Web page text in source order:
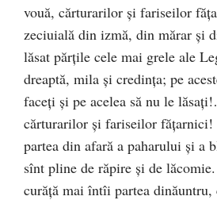
vouă, cărturarilor și fariseilor
zeciuială din izmă, din mărar și
lăsat părțile cele mai grele ale
dreaptă, mila și credința; pe
faceți și pe acelea să nu le
cărturarilor și fariseilor
partea din afară a paharului și a
sînt pline de răpire și de
curăță mai întîi partea dinăuntru,